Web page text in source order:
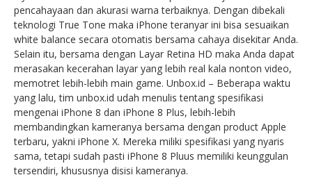
pencahayaan dan akurasi warna terbaiknya. Dengan dibekali
teknologi True Tone maka iPhone teranyar ini bisa sesuaikan
white balance secara otomatis bersama cahaya disekitar Anda.
Selain itu, bersama dengan Layar Retina HD maka Anda dapat
merasakan kecerahan layar yang lebih real kala nonton video,
memotret lebih-lebih main game. Unbox.id – Beberapa waktu
yang lalu, tim unbox.id udah menulis tentang spesifikasi
mengenai iPhone 8 dan iPhone 8 Plus, lebih-lebih
membandingkan kameranya bersama dengan product Apple
terbaru, yakni iPhone X. Mereka miliki spesifikasi yang nyaris
sama, tetapi sudah pasti iPhone 8 Pluus memiliki keunggulan
tersendiri, khususnya disisi kameranya.